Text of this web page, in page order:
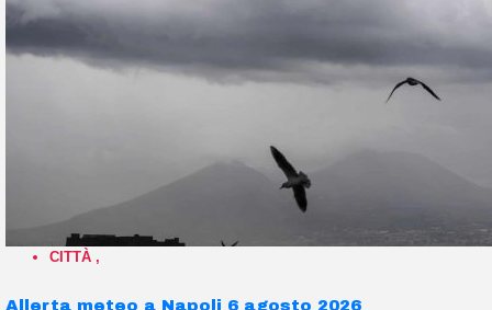
CITTÀ ,
Allerta meteo a Napoli 6 agosto 2026